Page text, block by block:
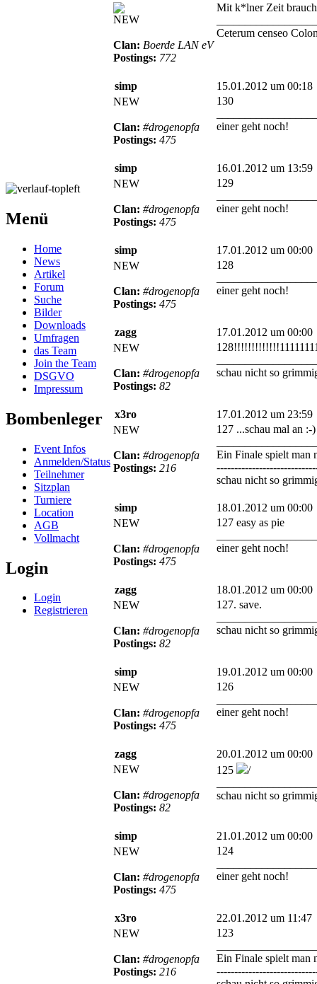
Menü
Home
News
Artikel
Forum
Suche
Bilder
Downloads
Umfragen
das Team
Join the Team
DSGVO
Impressum
Bombenleger
Event Infos
Anmelden/Status
Teilnehmer
Sitzplan
Turniere
Location
AGB
Vollmacht
Login
Login
Registrieren
NEW
Clan: Boerde LAN eV
Postings: 772
Mit k*lner Zeit
Ceterum censeo
simp
15.01.2012 um 00:18
NEW
Clan: #drogenopfa
Postings: 475
130
einer geht noch!
simp
16.01.2012 um 13:59
NEW
Clan: #drogenopfa
Postings: 475
129
einer geht noch!
simp
17.01.2012 um 00:00
NEW
Clan: #drogenopfa
Postings: 475
128
einer geht noch!
zagg
17.01.2012 um 00:00
NEW
Clan: #drogenopfa
Postings: 82
schau nicht so
x3ro
17.01.2012 um 23:59
NEW
Clan: #drogenopfa
Postings: 216
127 ...schau mal an :-)
Ein Finale spielt man
schau nicht so
simp
18.01.2012 um 00:00
NEW
Clan: #drogenopfa
Postings: 475
127 easy as pie
einer geht noch!
zagg
18.01.2012 um 00:00
NEW
Clan: #drogenopfa
Postings: 82
127. save.
schau nicht so
simp
19.01.2012 um 00:00
NEW
Clan: #drogenopfa
Postings: 475
126
einer geht noch!
zagg
20.01.2012 um 00:00
NEW
Clan: #drogenopfa
Postings: 82
125
/
schau nicht so
simp
21.01.2012 um 00:00
NEW
Clan: #drogenopfa
Postings: 475
124
einer geht noch!
x3ro
22.01.2012 um 11:47
NEW
Clan: #drogenopfa
Postings: 216
123
Ein Finale spielt man